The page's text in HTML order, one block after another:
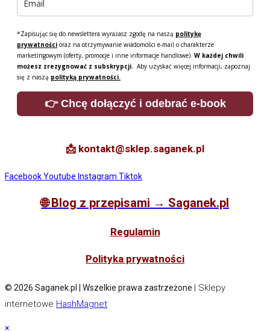
*Zapisując się do newslettera wyrażasz zgodę na naszą politykę
prywatności oraz na otrzymywanie wiadomości e-mail o charakterze
marketingowym (oferty, promocje i inne informacje handlowe). W każdej chwili
możesz zrezygnować z subskrypcji. Aby uzyskać więcej informacji, zapoznaj
się z naszą polityką prywatności.
👉 Chcę dołączyć i odebrać e-book
📩 kontakt@sklep.saganek.pl
FacebookYoutube Instagram Tiktok
🌐Blog z przepisami → Saganek.pl
Regulamin
Polityka prywatności
© 2026 Saganek.pl | Wszelkie prawa zastrzeżone | Sklepy
internetowe HashMagnet
×